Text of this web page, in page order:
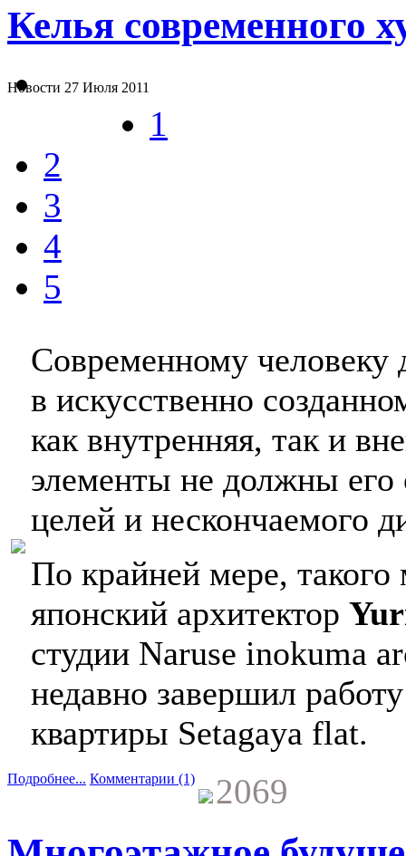
Келья современного
Новости 27 Июля 2011
1
2
3
4
5
Современному человеку
в искусственно
как внутренняя, так и
элементы не должны его
целей и нескончаемого
По крайней мере,
японский архитектор
студии Naruse inokuma
недавно завершил
квартиры Setagaya flat.
Подробнее... Комментарии (1) 2069